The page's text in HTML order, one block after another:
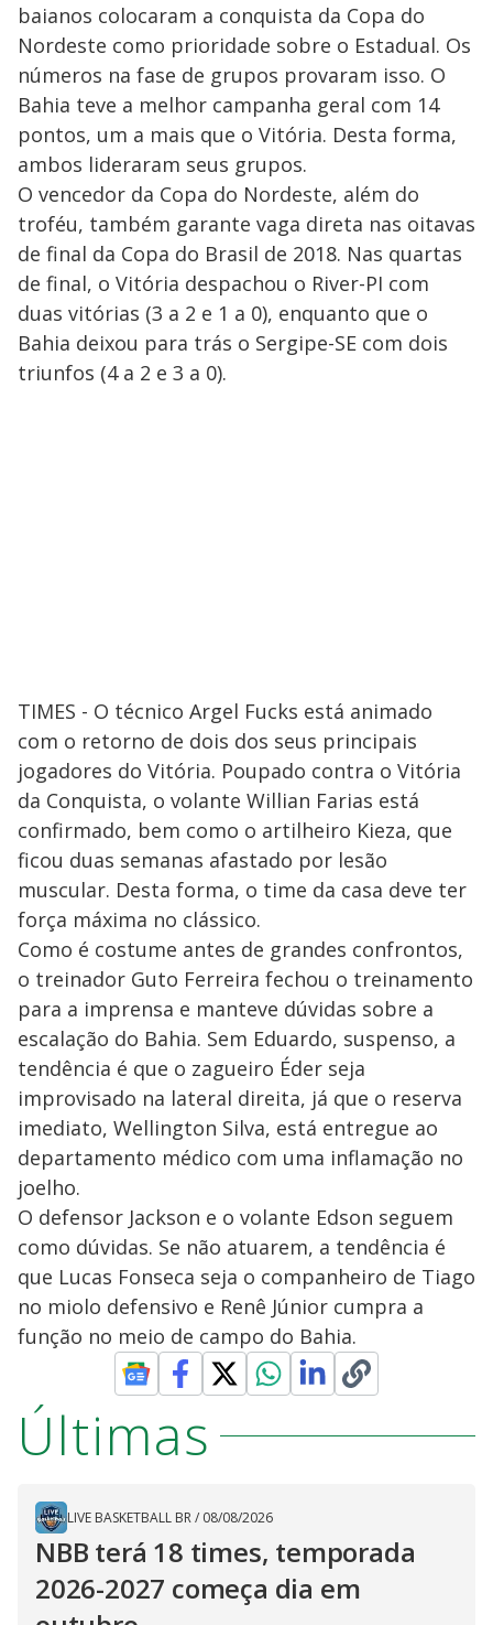
baianos colocaram a conquista da Copa do
Nordeste como prioridade sobre o Estadual. Os
números na fase de grupos provaram isso. O
Bahia teve a melhor campanha geral com 14
pontos, um a mais que o Vitória. Desta forma,
ambos lideraram seus grupos.
O vencedor da Copa do Nordeste, além do
troféu, também garante vaga direta nas oitavas
de final da Copa do Brasil de 2018. Nas quartas
de final, o Vitória despachou o River-PI com
duas vitórias (3 a 2 e 1 a 0), enquanto que o
Bahia deixou para trás o Sergipe-SE com dois
triunfos (4 a 2 e 3 a 0).
TIMES - O técnico Argel Fucks está animado
com o retorno de dois dos seus principais
jogadores do Vitória. Poupado contra o Vitória
da Conquista, o volante Willian Farias está
confirmado, bem como o artilheiro Kieza, que
ficou duas semanas afastado por lesão
muscular. Desta forma, o time da casa deve ter
força máxima no clássico.
Como é costume antes de grandes confrontos,
o treinador Guto Ferreira fechou o treinamento
para a imprensa e manteve dúvidas sobre a
escalação do Bahia. Sem Eduardo, suspenso, a
tendência é que o zagueiro Éder seja
improvisado na lateral direita, já que o reserva
imediato, Wellington Silva, está entregue ao
departamento médico com uma inflamação no
joelho.
O defensor Jackson e o volante Edson seguem
como dúvidas. Se não atuarem, a tendência é
que Lucas Fonseca seja o companheiro de Tiago
no miolo defensivo e Renê Júnior cumpra a
função no meio de campo do Bahia.
Últimas
LIVE BASKETBALL BR/ 08/08/2026
NBB terá 18 times, temporada
2026-2027 começa dia em